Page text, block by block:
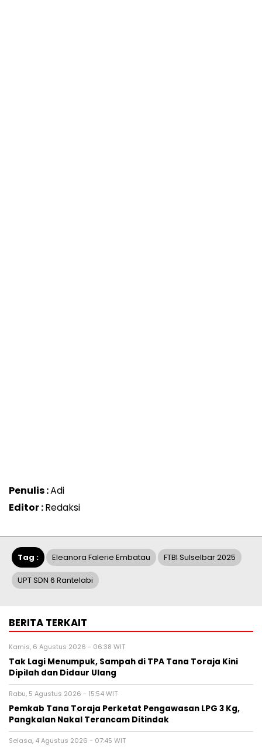
Penulis :Adi
Editor :Redaksi
Tag : Eleanora Falerie Embatau FTBI Sulselbar 2025
UPT SDN 6 Rantelabi
BERITA TERKAIT
Kamis, 6 Agustus 2026 - 06:38 WIT
Tak Lagi Menumpuk, Sampah di TPA Tana Toraja Kini
Dipilah dan Didaur Ulang
Rabu, 5 Agustus 2026 - 15:54 WIT
Pemkab Tana Toraja Perketat Pengawasan LPG 3 Kg,
Pangkalan Nakal Terancam Ditindak
Selasa, 4 Agustus 2026 - 07:45 WIT